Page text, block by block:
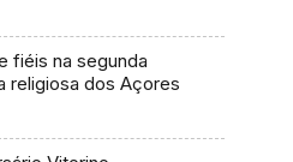
fiéis na segunda
religiosa dos Açores